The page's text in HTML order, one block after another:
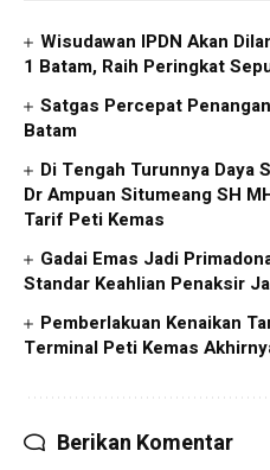
Wisudawan IPDN Akan
1 Batam, Raih Peringkat
Satgas Percepat
Batam
Di Tengah Turunnya Daya
Dr Ampuan Situmeang SH
Tarif Peti Kemas
Gadai Emas Jadi
Standar Keahlian Penaksir
Pemberlakuan Kenaikan
Terminal Peti Kemas
Berikan Komentar